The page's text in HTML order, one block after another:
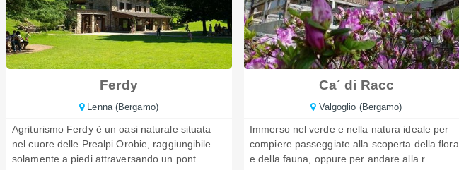
Ferdy
Lenna (Bergamo)
Agriturismo Ferdy è un oasi naturale situata
nel cuore delle Prealpi Orobie, raggiungibile
solamente a piedi attraversando un pont...
Ca´ di Racc
Valgoglio (Bergamo)
Immerso nel verde e nella natura ideale per
compiere passeggiate alla scoperta della flora
e della fauna, oppure per andare alla r...